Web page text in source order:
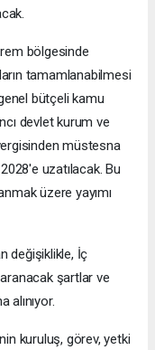
bölgesinde
tamamlanabilmesi
bütçeli kamu
devlet kurum ve
müstesna
uzatılacak. Bu
üzere yayımı
değişiklikle, İç
şartlar ve
alınıyor.
kuruluş, görev, yetki